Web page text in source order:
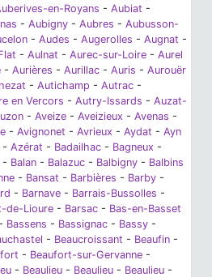
en-Royans - Aubiat -
- Aubigny - Aubres - Aubusson-
- Audes - Augerolles - Augnat -
- Aulnat - Aurec-sur-Loire - Aurel
- Aurières - Aurillac - Auris - Aurouër
- Autichamp - Autrac -
en Vercors - Autry-Issards - Auzat-
- Aveize - Aveizieux - Avenas -
- Avignonet - Avrieux - Aydat - Ayn
- Azérat - Badailhac - Bagneux -
- Balan - Balazuc - Balbigny - Balbins
- Bansat - Barbières - Barby -
- Barnave - Barrais-Bussolles -
de-Lioure - Barsac - Bas-en-Basset
- Bassens - Bassignac - Bassy -
- Beaucroissant - Beaufin -
- Beaufort-sur-Gervanne -
- Beaulieu - Beaulieu - Beaulieu -